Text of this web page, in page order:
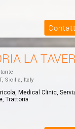
LA
Sicilia, Italy
Medical Clinic,
Trattoria